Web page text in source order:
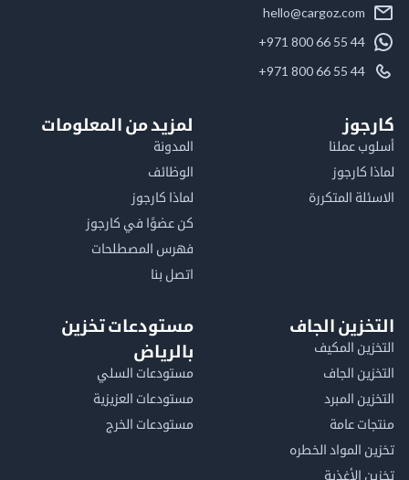
hello@cargoz.com
+971 800 66 55 44
+971 800 66 55 44
كارجوز
أسلوب عملنا
لماذا كارجوز
الاسئلة المتكررة
لمزيد من المعلومات
المدونة
الوظائف
لماذا كارجوز
كن عضوًا في كارجوز
فهرس المصطلحات
اتصل بنا
التخزين الجاف
التخزين المكيف
التخزين الجاف
التخزين المبرد
منتجات عامة
تخزين المواد الخطره
تخزين الأغذية
مستودعات تخزين
بالرياض
مستودعات السلي
مستودعات العزيزية
مستودعات الخرج